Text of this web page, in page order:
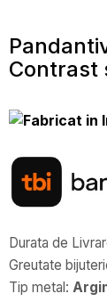
Contrast
Durata de
Greutate
Tip metal :